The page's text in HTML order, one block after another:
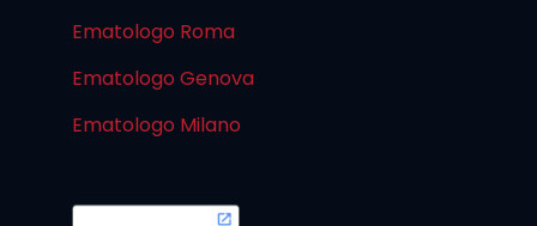
Ematologo Roma
Ematologo Genova
Ematologo Milano